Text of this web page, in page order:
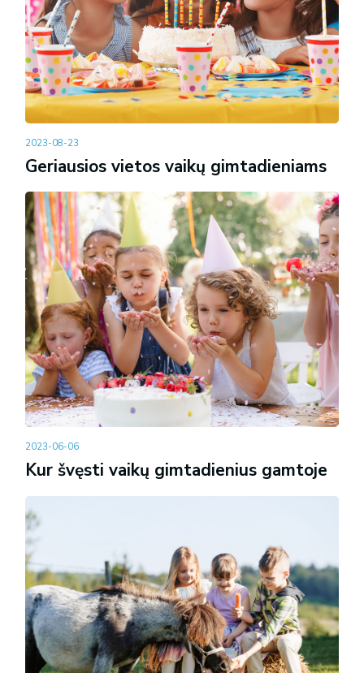
2023-08-23
Geriausios vietos vaikų gimtadieniams
2023-06-06
Kur švęsti vaikų gimtadienius gamtoje